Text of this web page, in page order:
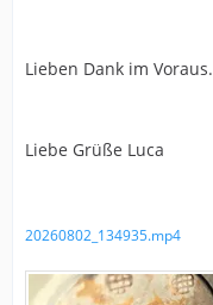
Lieben Dank im Voraus.
Liebe Grüße Luca
20260802_134935.mp4